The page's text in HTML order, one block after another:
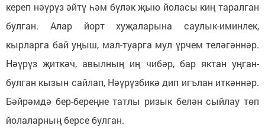
кереп нәүрүз әйтү һәм бүләк җыю йоласы киң таралган
булган. Алар йорт хуҗаларына саулык-иминлек,
кырларга бай уңыш, мал-туарга мул үрчем теләгәннәр.
Нәүрүз җиткәч, авылның иң чибәр, бар яктан уңган-
булган кызын сайлап, Нәүрүзбикә дип игълан иткәннәр.
Бәйрәмдә бер-береңне татлы ризык белән сыйлау төп
йолаларның берсе булган.